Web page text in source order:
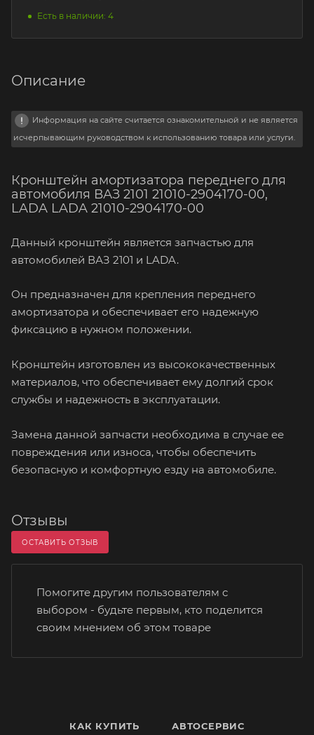
Есть в наличии: 4
Описание
Информация на сайте считается ознакомительной и не является
исчерпывающим руководством к использованию товара или услуги.
Кронштейн амортизатора переднего для
автомобиля ВАЗ 2101 21010-2904170-00,
LADA LADA 21010-2904170-00
Данный кронштейн является запчастью для
автомобилей ВАЗ 2101 и LADA.
Он предназначен для крепления переднего
амортизатора и обеспечивает его надежную
фиксацию в нужном положении.
Кронштейн изготовлен из высококачественных
материалов, что обеспечивает ему долгий срок
службы и надежность в эксплуатации.
Замена данной запчасти необходима в случае ее
повреждения или износа, чтобы обеспечить
безопасную и комфортную езду на автомобиле.
Отзывы
ОСТАВИТЬ ОТЗЫВ
Помогите другим пользователям с
выбором - будьте первым, кто поделится
своим мнением об этом товаре
КАК КУПИТЬ АВТОСЕРВИС